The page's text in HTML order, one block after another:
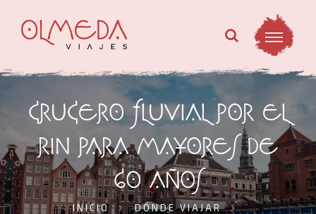
CRUCERO FLUVIAL POR EL
RIN PARA MAYORES DE
60 AÑOS
INICIO
DÓNDE VIAJAR